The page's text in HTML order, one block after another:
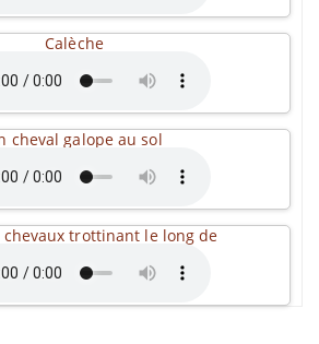
Calèche
cheval galope au sol
chevaux trottinant le long de